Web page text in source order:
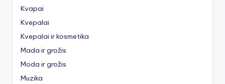
Kvapai
Kvepalai
Kvepalai ir kosmetika
Mada ir grožis
Moda ir grožis
Muzika